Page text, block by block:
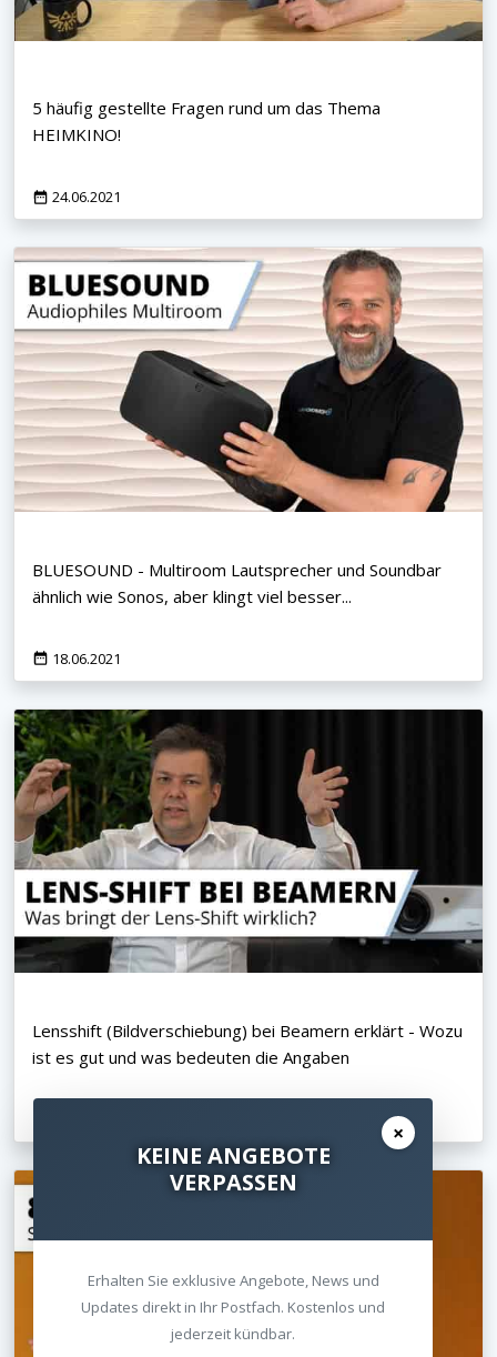
5 häufig gestellte Fragen rund um das Thema
HEIMKINO!
24.06.2021
BLUESOUND - Multiroom Lautsprecher und Soundbar
ähnlich wie Sonos, aber klingt viel besser...
18.06.2021
Lensshift (Bildverschiebung) bei Beamern erklärt - Wozu
ist es gut und was bedeuten die Angaben
×
KEINE ANGEBOTE
VERPASSEN
Erhalten Sie exklusive Angebote, News und
Updates direkt in Ihr Postfach. Kostenlos und
jederzeit kündbar.